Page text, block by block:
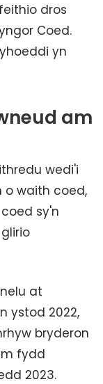
dros
Coed.
yn
am
wedi'i
o waith coed,
sy'n
at
ystod 2022,
bryderon
fydd
2023.